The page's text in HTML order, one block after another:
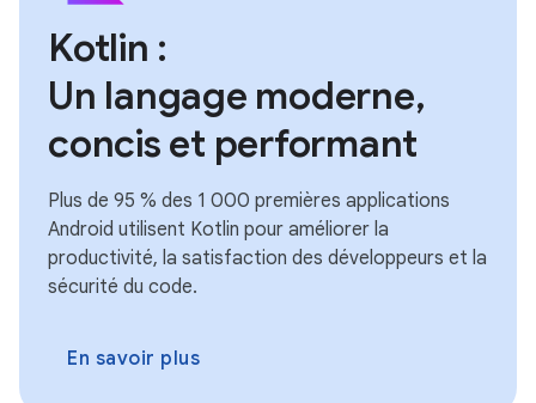
Kotlin :
Un langage moderne,
concis et performant
Plus de 95 % des 1 000 premières applications
Android utilisent Kotlin pour améliorer la
productivité, la satisfaction des développeurs et la
sécurité du code.
En savoir plus